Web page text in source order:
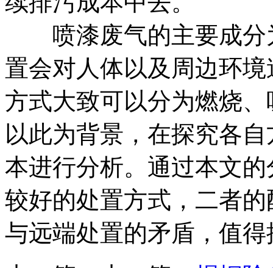
喷漆废气的主要成分
置会对人体以及周边环
方式大致可以分为燃烧
以此为背景，在探究各
本进行分析。通过本文
较好的处置方式，二者
与远端处置的矛盾，值得